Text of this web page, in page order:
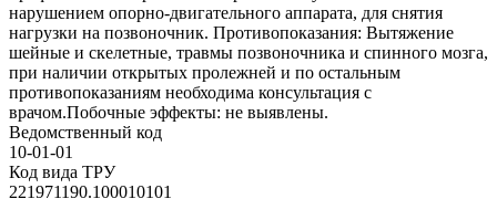
нарушением опорно-двигательного аппарата, для снятия
нагрузки на позвоночник. Противопоказания: Вытяжение
шейные и скелетные, травмы позвоночника и спинного мозга,
при наличии открытых пролежней и по остальным
противопоказаниям необходима консультация с
врачом.Побочные эффекты: не выявлены.
Ведомственный код
10-01-01
Код вида ТРУ
221971190.100010101